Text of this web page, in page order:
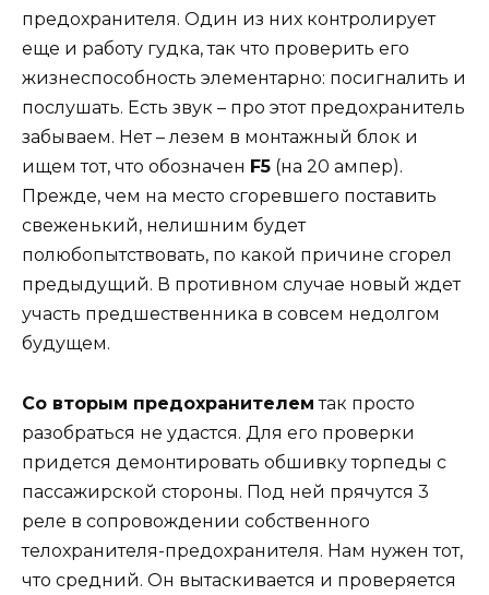
предохранителя. Один из них контролирует
еще и работу гудка, так что проверить его
жизнеспособность элементарно: посигналить и
послушать. Есть звук – про этот предохранитель
забываем. Нет – лезем в монтажный блок и
ищем тот, что обозначен F5 (на 20 ампер).
Прежде, чем на место сгоревшего поставить
свеженький, нелишним будет
полюбопытствовать, по какой причине сгорел
предыдущий. В противном случае новый ждет
участь предшественника в совсем недолгом
будущем.
Со вторым предохранителем так просто
разобраться не удастся. Для его проверки
придется демонтировать обшивку торпеды с
пассажирской стороны. Под ней прячутся 3
реле в сопровождении собственного
телохранителя-предохранителя. Нам нужен тот,
что средний. Он вытаскивается и проверяется